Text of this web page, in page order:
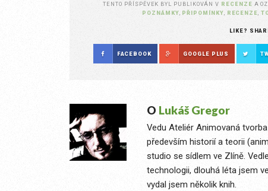
TENTO PŘÍSPĚVEK BYL PUBLIKOVÁN V RECENZE A
POZNÁMKY, PŘIPOMÍNKY, RECENZE,
LIKE?
FACEBOOK GOOGLE PLUS
O Lukáš Gregor
Vedu Ateliér Animovaná
především historií a teorii
studio se sídlem ve Zlíně.
technologii, dlouhá léta jsem
vydal jsem několik knih.